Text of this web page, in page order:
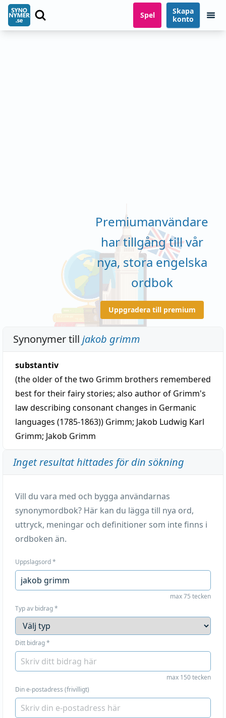
Spel
Skapa
konto
Premiumanvändare
har tillgång till vår
nya, stora engelska
ordbok
Uppgradera till premium
Synonymer till jakob grimm
substantiv
(the older of the two Grimm brothers remembered
best for their fairy stories; also author of Grimm's
law describing consonant changes in Germanic
languages (1785-1863)) Grimm; Jakob Ludwig Karl
Grimm; Jakob Grimm
Inget resultat hittades för din sökning
Vill du vara med och bygga användarnas
synonymordbok? Här kan du lägga till nya ord,
uttryck, meningar och definitioner som inte finns i
ordboken än.
Uppslagsord*
max 75 tecken
Typ av bidrag*
Ditt bidrag*
max 150 tecken
Din e-postadress (frivilligt)